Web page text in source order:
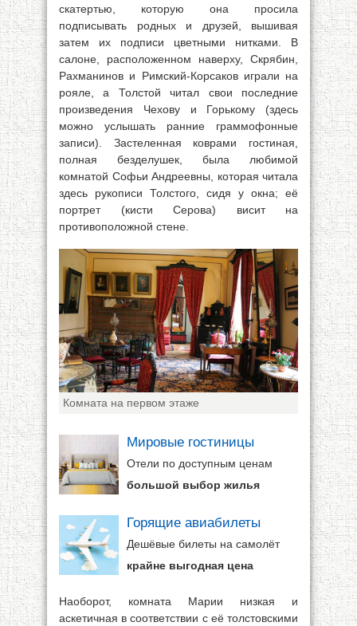
скатертью, которую она просила
подписывать родных и друзей, вышивая
затем их подписи цветными нитками. В
салоне, расположенном наверху, Скрябин,
Рахманинов и Римский-Корсаков играли на
рояле, а Толстой читал свои последние
произведения Чехову и Горькому (здесь
можно услышать ранние граммофонные
записи). Застеленная коврами гостиная,
полная безделушек, была любимой
комнатой Софьи Андреевны, которая читала
здесь рукописи Толстого, сидя у окна; её
портрет (кисти Серова) висит на
противоположной стене.
Комната на первом этаже
Мировые гостиницы
Отели по доступным ценам
большой выбор жилья
Горящие авиабилеты
Дешёвые билеты на самолёт
крайне выгодная цена
Наоборот, комната Марии низкая и
аскетичная в соответствии с её толстовскими